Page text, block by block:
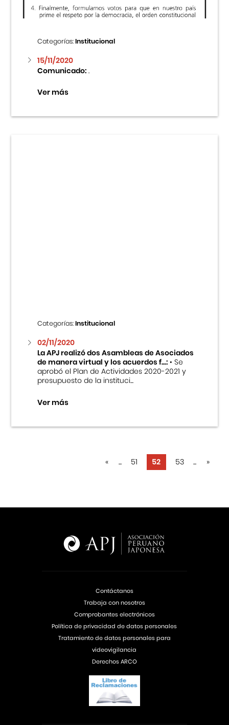
Categorías:Institucional
15/11/2020
Comunicado:.
Ver más
Categorías:Institucional
02/11/2020
La APJ realizó dos Asambleas de Asociados
de manera virtual y los acuerdos f...:• Se
aprobó el Plan de Actividades 2020-2021 y
presupuesto de la instituci...
Ver más
« ... 51 52 53 ... »
Contáctanos
Trabaja con nosotros
Comprobantes electrónicos
Política de privacidad de datos personales
Tratamiento de datos personales para
videovigilancia
Derechos ARCO